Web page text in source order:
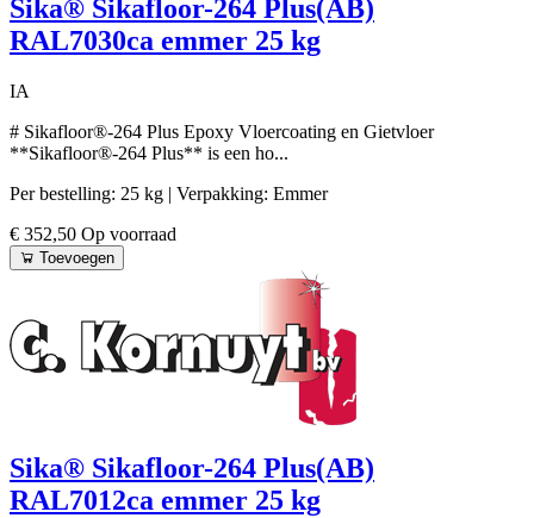
Sika® Sikafloor-264 Plus(AB)
RAL7030ca emmer 25 kg
IA
# Sikafloor®-264 Plus Epoxy Vloercoating en Gietvloer
**Sikafloor®-264 Plus** is een ho...
Per bestelling: 25 kg | Verpakking: Emmer
€ 352,50 Op voorraad
Toevoegen
Sika® Sikafloor-264 Plus(AB)
RAL7012ca emmer 25 kg